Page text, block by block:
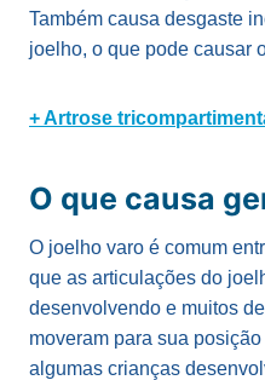
Também causa desgaste
joelho, o que pode causar
+ Artrose
O que causa
O joelho varo é comum
que as articulações do
desenvolvendo e muitos
moveram para sua
algumas crianças